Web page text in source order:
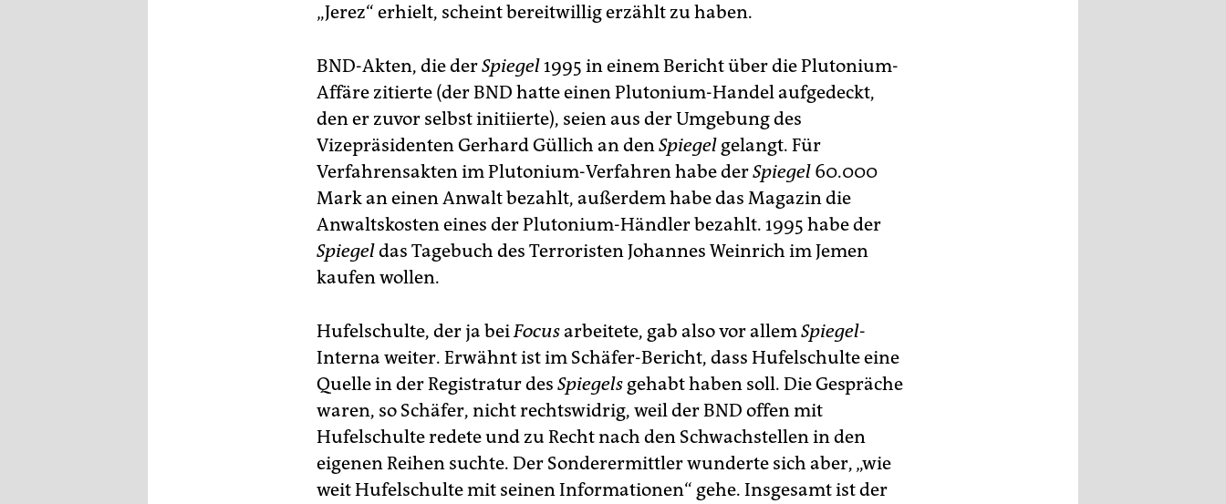
„Jerez“ erhielt, scheint bereitwillig erzählt zu haben.
BND-Akten, die derSpiegel1995 in einem Bericht über die Plutonium-
Affäre zitierte (der BND hatte einen Plutonium-Handel aufgedeckt,
den er zuvor selbst initiierte), seien aus der Umgebung des
Vizepräsidenten Gerhard Güllich an denSpiegel gelangt. Für
Verfahrensakten im Plutonium-Verfahren habe derSpiegel 60.000
Mark an einen Anwalt bezahlt, außerdem habe das Magazin die
Anwaltskosten eines der Plutonium-Händler bezahlt. 1995 habe der
Spiegeldas Tagebuch des Terroristen Johannes Weinrich im Jemen
kaufen wollen.
Hufelschulte, der ja beiFocusarbeitete, gab also vor allemSpiegel-
Interna weiter. Erwähnt ist im Schäfer-Bericht, dass Hufelschulte eine
Quelle in der Registratur des Spiegels gehabt haben soll. Die Gespräche
waren, so Schäfer, nicht rechtswidrig, weil der BND offen mit
Hufelschulte redete und zu Recht nach den Schwachstellen in den
eigenen Reihen suchte. Der Sonderermittler wunderte sich aber, „wie
weit Hufelschulte mit seinen Informationen“ gehe. Insgesamt ist der